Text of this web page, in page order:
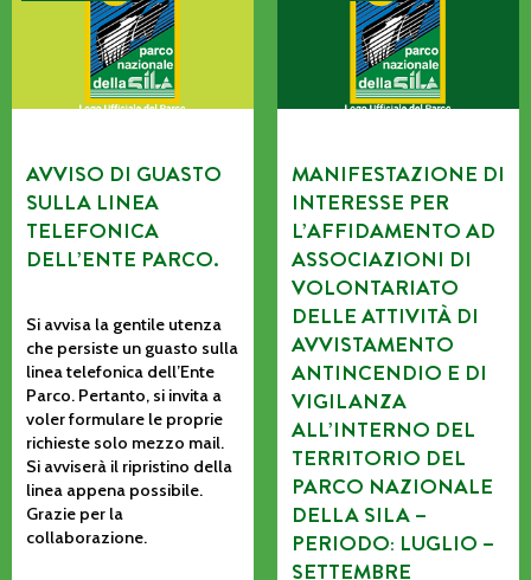
AVVISO DI GUASTO
SULLA LINEA
TELEFONICA
DELL’ENTE PARCO.
Si avvisa la gentile utenza
che persiste un guasto sulla
linea telefonica dell’Ente
Parco. Pertanto, si invita a
voler formulare le proprie
richieste solo mezzo mail.
Si avviserà il ripristino della
linea appena possibile.
Grazie per la
collaborazione.
MANIFESTAZIONE DI
INTERESSE PER
L’AFFIDAMENTO AD
ASSOCIAZIONI DI
VOLONTARIATO
DELLE ATTIVITÀ DI
AVVISTAMENTO
ANTINCENDIO E DI
VIGILANZA
ALL’INTERNO DEL
TERRITORIO DEL
PARCO NAZIONALE
DELLA SILA –
PERIODO: LUGLIO –
SETTEMBRE